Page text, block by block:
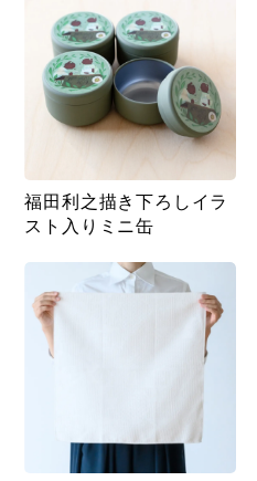
福田利之描き下ろしイラ
スト入りミニ缶